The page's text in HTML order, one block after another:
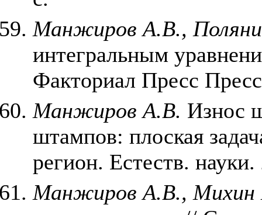
Манжиров А.В.,
интегральным
Факториал Пресс
Манжиров А.В. Износ
штампов: плоская
регион. Естеств.
Манжиров А.В.,